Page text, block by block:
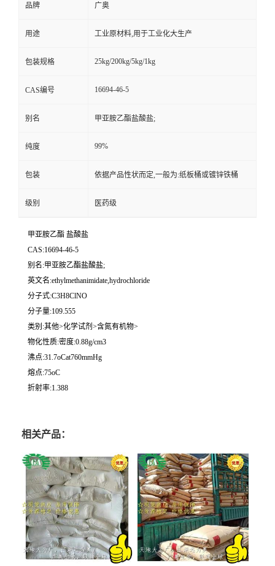
品牌 广奥
用途 工业原材料,用于工业化大生产
包装规格 25kg/200kg/5kg/1kg
CAS编号 16694-46-5
别名 甲亚胺乙酯盐酸盐;
纯度 99%
包装 依据产品性状而定,一般为:纸板桶或镀锌铁桶
级别 医药级
甲亚胺乙酯 盐酸盐
CAS:16694-46-5
别名:甲亚胺乙酯盐酸盐;
英文名:ethylmethanimidate,hydrochloride
分子式:C3H8ClNO
分子量:109.555
类别:其他>化学试剂>含氮有机物>
物化性质:密度:0.88g/cm3
沸点:31.7oCat760mmHg
熔点:75oC
折射率:1.388
相关产品：